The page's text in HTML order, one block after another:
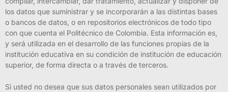
los datos que suministrar y se incorporarán a las distintas bases
o bancos de datos, o en repositorios electrónicos de todo tipo
con que cuenta el Politécnico de Colombia. Esta información es,
y será utilizada en el desarrollo de las funciones propias de la
institución educativa en su condición de institución de educación
superior, de forma directa o a través de terceros.
Si usted no desea que sus datos personales sean utilizados por